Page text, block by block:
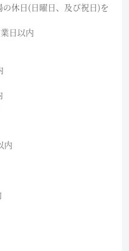
休日(日曜日、及び祝日)を
日以内
内